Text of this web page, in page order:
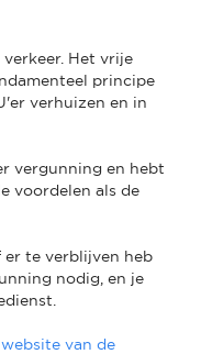
Het vrije
principe
verhuizen en in
vergunning en hebt
voordelen als de
er te verblijven heb
nodig, en je
website van de